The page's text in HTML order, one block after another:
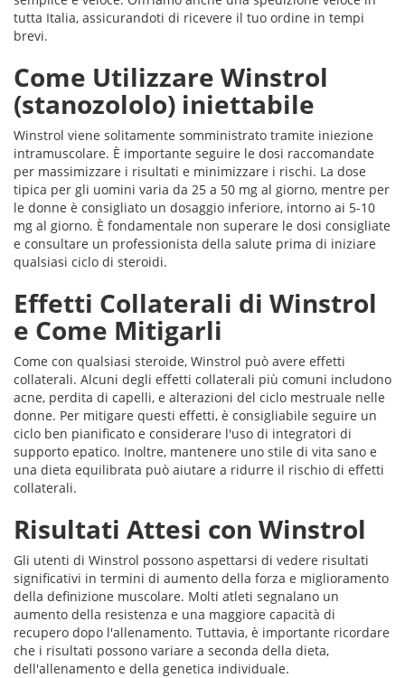
tutta Italia, assicurandoti di ricevere il tuo ordine in tempi
brevi.
Come Utilizzare Winstrol
(stanozololo) iniettabile
Winstrol viene solitamente somministrato tramite iniezione
intramuscolare. È importante seguire le dosi raccomandate
per massimizzare i risultati e minimizzare i rischi. La dose
tipica per gli uomini varia da 25 a 50 mg al giorno, mentre per
le donne è consigliato un dosaggio inferiore, intorno ai 5-10
mg al giorno. È fondamentale non superare le dosi consigliate
e consultare un professionista della salute prima di iniziare
qualsiasi ciclo di steroidi.
Effetti Collaterali di Winstrol
e Come Mitigarli
Come con qualsiasi steroide, Winstrol può avere effetti
collaterali. Alcuni degli effetti collaterali più comuni includono
acne, perdita di capelli, e alterazioni del ciclo mestruale nelle
donne. Per mitigare questi effetti, è consigliabile seguire un
ciclo ben pianificato e considerare l'uso di integratori di
supporto epatico. Inoltre, mantenere uno stile di vita sano e
una dieta equilibrata può aiutare a ridurre il rischio di effetti
collaterali.
Risultati Attesi con Winstrol
Gli utenti di Winstrol possono aspettarsi di vedere risultati
significativi in termini di aumento della forza e miglioramento
della definizione muscolare. Molti atleti segnalano un
aumento della resistenza e una maggiore capacità di
recupero dopo l'allenamento. Tuttavia, è importante ricordare
che i risultati possono variare a seconda della dieta,
dell'allenamento e della genetica individuale.